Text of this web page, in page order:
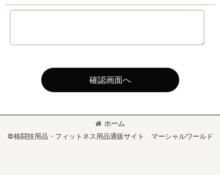
確認画面へ
ホーム
©格闘技用品・フィットネス用品通販サイト マーシャルワールド